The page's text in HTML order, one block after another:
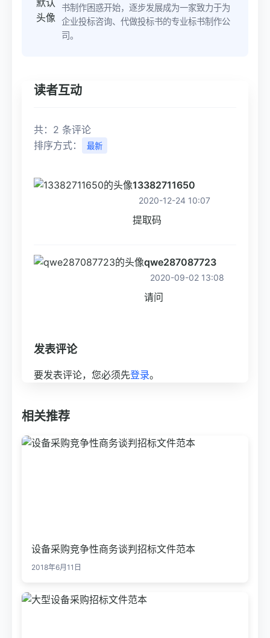
书制作困惑开始，逐步发展成为一家致力于为
企业投标咨询、代做投标书的专业标书制作公
司。
读者互动
共：2 条评论
排序方式：
最新
13382711650
2020-12-24 10:07
提取码
qwe287087723
2020-09-02 13:08
请问
发表评论
要发表评论，您必须先登录。
相关推荐
设备采购竞争性商务谈判招标文件范本
2018年6月11日